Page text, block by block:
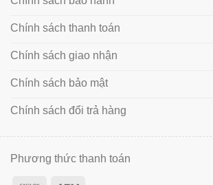
Chính sách thanh toán
Chính sách giao nhận
Chính sách bảo mật
Chính sách đổi trả hàng
Phương thức thanh toán